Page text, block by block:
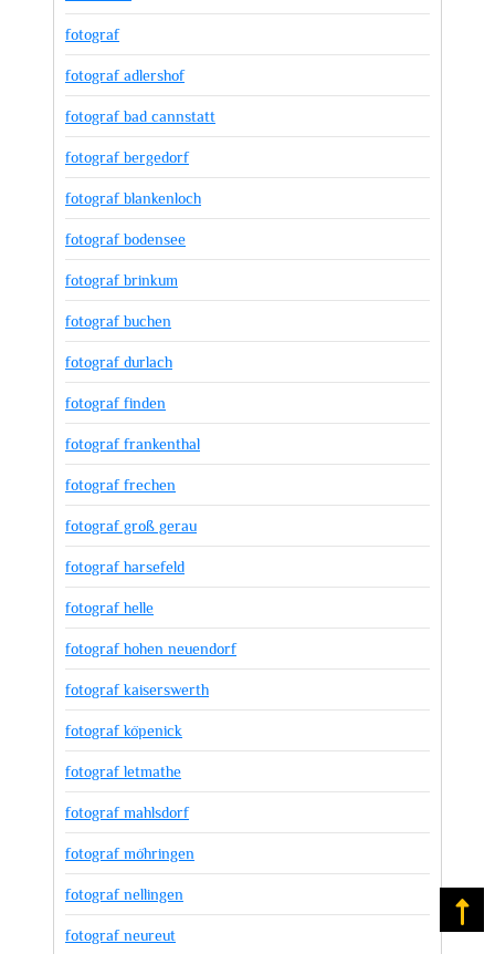
fotograf
fotograf adlershof
fotograf bad cannstatt
fotograf bergedorf
fotograf blankenloch
fotograf bodensee
fotograf brinkum
fotograf buchen
fotograf durlach
fotograf finden
fotograf frankenthal
fotograf frechen
fotograf groß gerau
fotograf harsefeld
fotograf helle
fotograf hohen neuendorf
fotograf kaiserswerth
fotograf köpenick
fotograf letmathe
fotograf mahlsdorf
fotograf möhringen
fotograf nellingen
fotograf neureut